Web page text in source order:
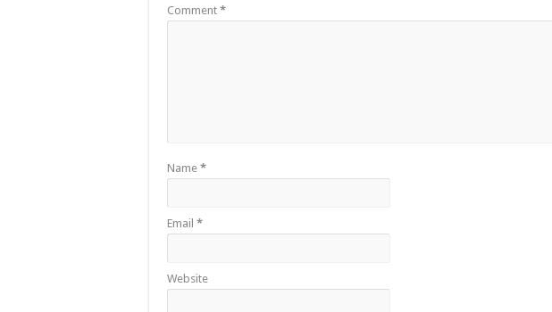
Comment *
Name *
Email *
Website